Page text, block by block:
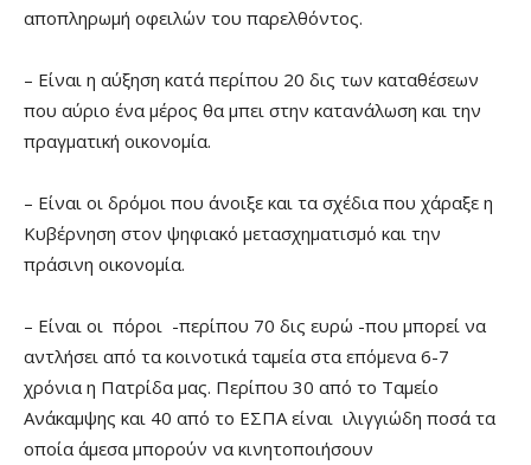
αποπληρωμή οφειλών του παρελθόντος.
– Είναι η αύξηση κατά περίπου 20 δις των καταθέσεων
που αύριο ένα μέρος θα μπει στην κατανάλωση και την
πραγματική οικονομία.
– Είναι οι δρόμοι που άνοιξε και τα σχέδια που χάραξε η
Κυβέρνηση στον ψηφιακό μετασχηματισμό και την
πράσινη οικονομία.
– Είναι οι πόροι -περίπου 70 δις ευρώ -που μπορεί να
αντλήσει από τα κοινοτικά ταμεία στα επόμενα 6-7
χρόνια η Πατρίδα μας. Περίπου 30 από το Ταμείο
Ανάκαμψης και 40 από το ΕΣΠΑ είναι ιλιγγιώδη ποσά τα
οποία άμεσα μπορούν να κινητοποιήσουν